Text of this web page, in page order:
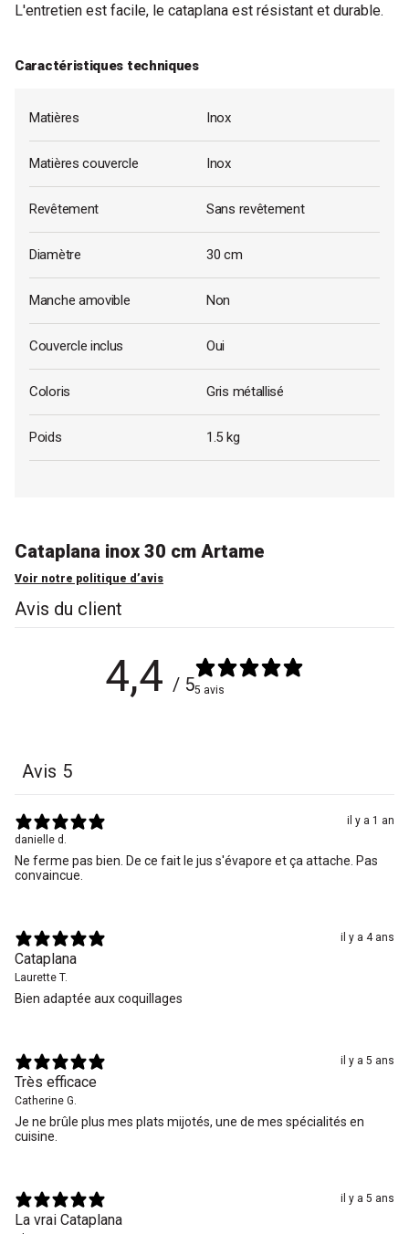
L'entretien est facile, le cataplana est résistant et durable.
Caractéristiques techniques
Matières Inox
Matières couvercle Inox
Revêtement Sans revêtement
Diamètre 30 cm
Manche amovible Non
Couvercle inclus Oui
Coloris Gris métallisé
Poids 1.5 kg
Cataplana inox 30 cm Artame
Voir notre politique d’avis
Avis du client
4,4 / 55 avis
Avis 5
il y a 1 an
danielle d.
Ne ferme pas bien. De ce fait le jus s'évapore et ça attache. Pas
convaincue.
il y a 4 ans
Cataplana
Laurette T.
Bien adaptée aux coquillages
il y a 5 ans
Très efficace
Catherine G.
Je ne brûle plus mes plats mijotés, une de mes spécialités en
cuisine.
il y a 5 ans
La vrai Cataplana